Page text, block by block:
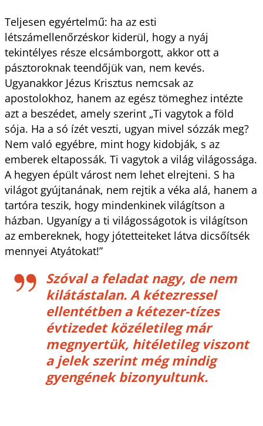
Teljesen egyértelmű: ha az esti
létszámellenőrzéskor kiderül, hogy a nyáj
tekintélyes része elcsámborgott, akkor ott a
pásztoroknak teendőjük van, nem kevés.
Ugyanakkor Jézus Krisztus nemcsak az
apostolokhoz, hanem az egész tömeghez intézte
azt a beszédet, amely szerint „Ti vagytok a föld
sója. Ha a só ízét veszti, ugyan mivel sózzák meg?
Nem való egyébre, mint hogy kidobják, s az
emberek eltapossák. Ti vagytok a világ világossága.
A hegyen épült várost nem lehet elrejteni. S ha
világot gyújtanának, nem rejtik a véka alá, hanem a
tartóra teszik, hogy mindenkinek világítson a
házban. Ugyanígy a ti világosságotok is világítson
az embereknek, hogy jótetteiteket látva dicsőítsék
mennyei Atyátokat!”
Szóval a feladat nagy, de nem
kilátástalan. A kétezressel
ellentétben a kétezer-tízes
évtizedet közéletileg már
megnyertük, hitéletileg viszont
a jelek szerint még mindig
gyengének bizonyultunk.